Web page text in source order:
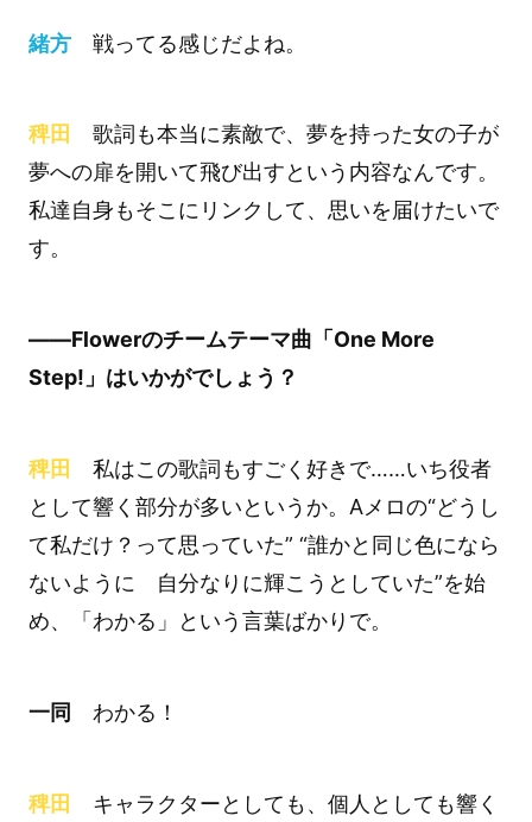
緒方戦ってる感じだよね。
稗田
歌詞も本当に素敵で、夢を持った女の子が
夢への扉を開いて飛び出すという内容なんです。
私達自身もそこにリンクして、思いを届けたいで
す。
――Flowerのチームテーマ曲「One More
Step!」はいかがでしょう？
稗田
私はこの歌詞もすごく好きで……いち役者
として響く部分が多いというか。Aメロの“どうし
て私だけ？って思っていた” “誰かと同じ色になら
ないように 自分なりに輝こうとしていた”を始
め、「わかる」という言葉ばかりで。
一同 わかる！
稗田 キャラクターとしても、個人としても響く